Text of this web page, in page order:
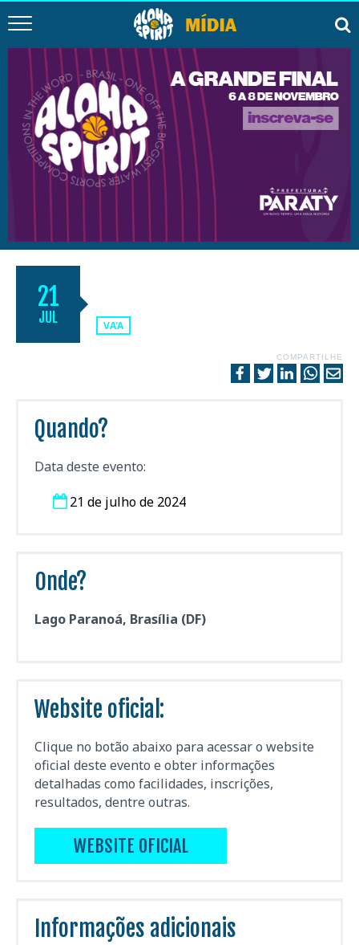
21
JUL VA'A
COMPARTILHE
Quando?
Data deste evento:
21 de julho de 2024
Onde?
Lago Paranoá, Brasília (DF)
Website oficial:
Clique no botão abaixo para acessar o website
oficial deste evento e obter informações
detalhadas como facilidades, inscrições,
resultados, dentre outras.
WEBSITE OFICIAL
Informações adicionais